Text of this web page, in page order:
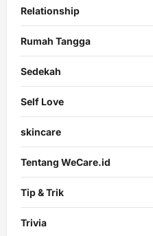
Relationship
Rumah Tangga
Sedekah
Self Love
skincare
Tentang WeCare.id
Tip & Trik
Trivia